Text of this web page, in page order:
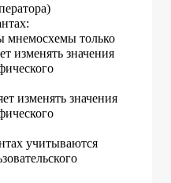
только
изменять значения
изменять значения
учитываются